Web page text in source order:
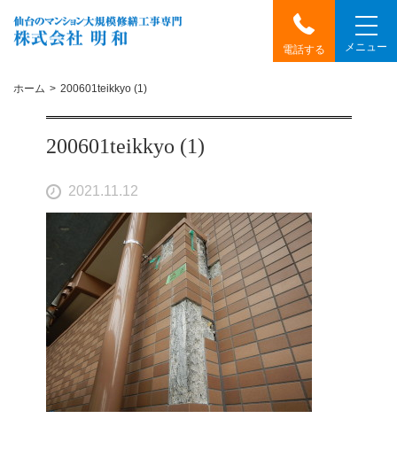
電話する メニュー
ホーム 200601teikkyo (1)
200601teikkyo (1)
2021.11.12